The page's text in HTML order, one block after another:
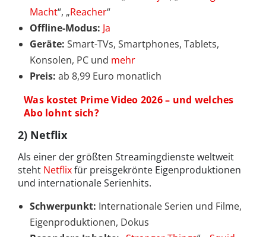
Macht“, „Reacher“
Offline-Modus: Ja
Geräte: Smart-TVs, Smartphones, Tablets,
Konsolen, PC und mehr
Preis: ab 8,99 Euro monatlich
Was kostet Prime Video 2026 – und welches
Abo lohnt sich?
2) Netflix
Als einer der größten Streamingdienste weltweit
steht Netflixfür preisgekrönte Eigenproduktionen
und internationale Serienhits.
Schwerpunkt: Internationale Serien und Filme,
Eigenproduktionen, Dokus